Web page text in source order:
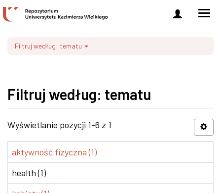
Zaloguj
się
Filtruj według: tematu
Filtruj według: tematu
Wyświetlanie pozycji 1-6 z 1
aktywność fizyczna (1)
health (1)